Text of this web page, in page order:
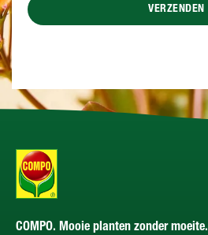
VERZENDEN
COMPO. Mooie planten zonder moeite.